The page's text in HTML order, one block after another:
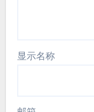
显示名称